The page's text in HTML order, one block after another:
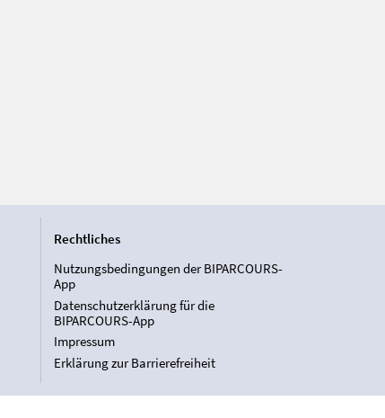
Rechtliches
Nutzungsbedingungen der BIPARCOURS-
App
Datenschutzerklärung für die
BIPARCOURS-App
Impressum
Erklärung zur Barrierefreiheit